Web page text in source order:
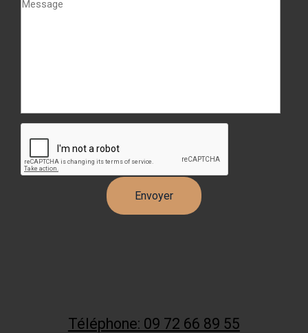
Téléphone: 09 72 66 89 55